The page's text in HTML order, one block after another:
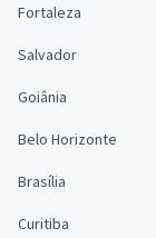
Fortaleza
Salvador
Goiânia
Belo Horizonte
Brasília
Curitiba